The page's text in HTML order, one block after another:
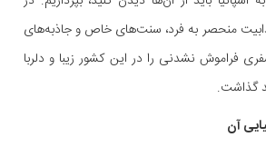
منحصر به فرد، سنت‌های خاص و جاذبه‌های
فراموش نشدنی را در این کشور زیبا و دلربا
گذاشت.
آن